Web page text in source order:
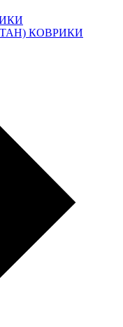
КОВРИКИ